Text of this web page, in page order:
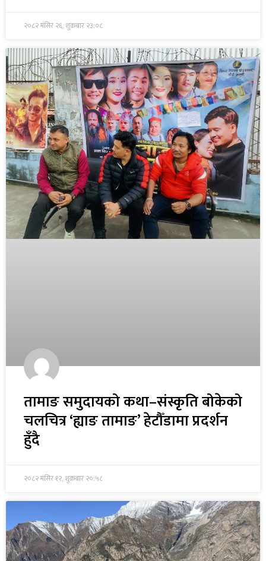
२०८२ मंसिर २६, शुक्रबार २३:०८
तामाङ समुदायको कथा–संस्कृति बोकेको
चलचित्र ‘ह्याङ तामाङ’ हेटौँडामा प्रदर्शन
हुँदै
२०८२ मंसिर १२, शुक्रबार २०:५८